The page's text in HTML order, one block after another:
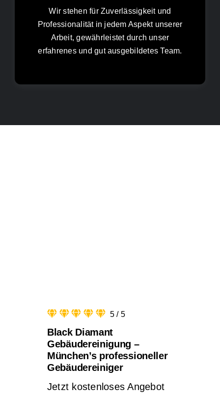
Wir stehen für Zuverlässigkeit und
Professionalität in jedem Aspekt unserer
Arbeit, gewährleistet durch unser
erfahrenes und gut ausgebildetes Team.
5/ 5
Black Diamant
Gebäudereinigung –
München’s professioneller
Gebäudereiniger
Jetzt kostenloses Angebot